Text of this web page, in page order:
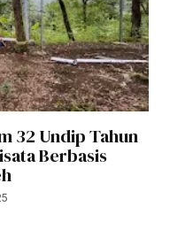
32 Undip Tahun
Berbasis